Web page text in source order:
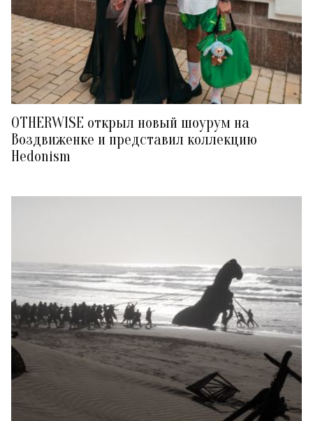
OTHERWISE открыл новый шоурум на
Воздвиженке и представил коллекцию
Hedonism